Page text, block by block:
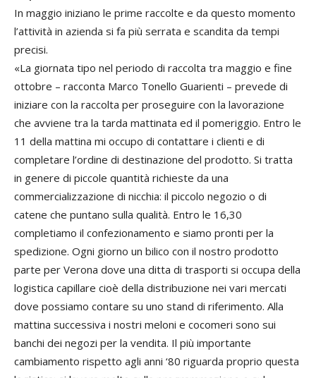
In maggio iniziano le prime raccolte e da questo momento
l’attività in azienda si fa più serrata e scandita da tempi
precisi.
«La giornata tipo nel periodo di raccolta tra maggio e fine
ottobre – racconta Marco Tonello Guarienti – prevede di
iniziare con la raccolta per proseguire con la lavorazione
che avviene tra la tarda mattinata ed il pomeriggio. Entro le
11 della mattina mi occupo di contattare i clienti e di
completare l’ordine di destinazione del prodotto. Si tratta
in genere di piccole quantità richieste da una
commercializzazione di nicchia: il piccolo negozio o di
catene che puntano sulla qualità. Entro le 16,30
completiamo il confezionamento e siamo pronti per la
spedizione. Ogni giorno un bilico con il nostro prodotto
parte per Verona dove una ditta di trasporti si occupa della
logistica capillare cioè della distribuzione nei vari mercati
dove possiamo contare su uno stand di riferimento. Alla
mattina successiva i nostri meloni e cocomeri sono sui
banchi dei negozi per la vendita. Il più importante
cambiamento rispetto agli anni ‘80 riguarda proprio questa